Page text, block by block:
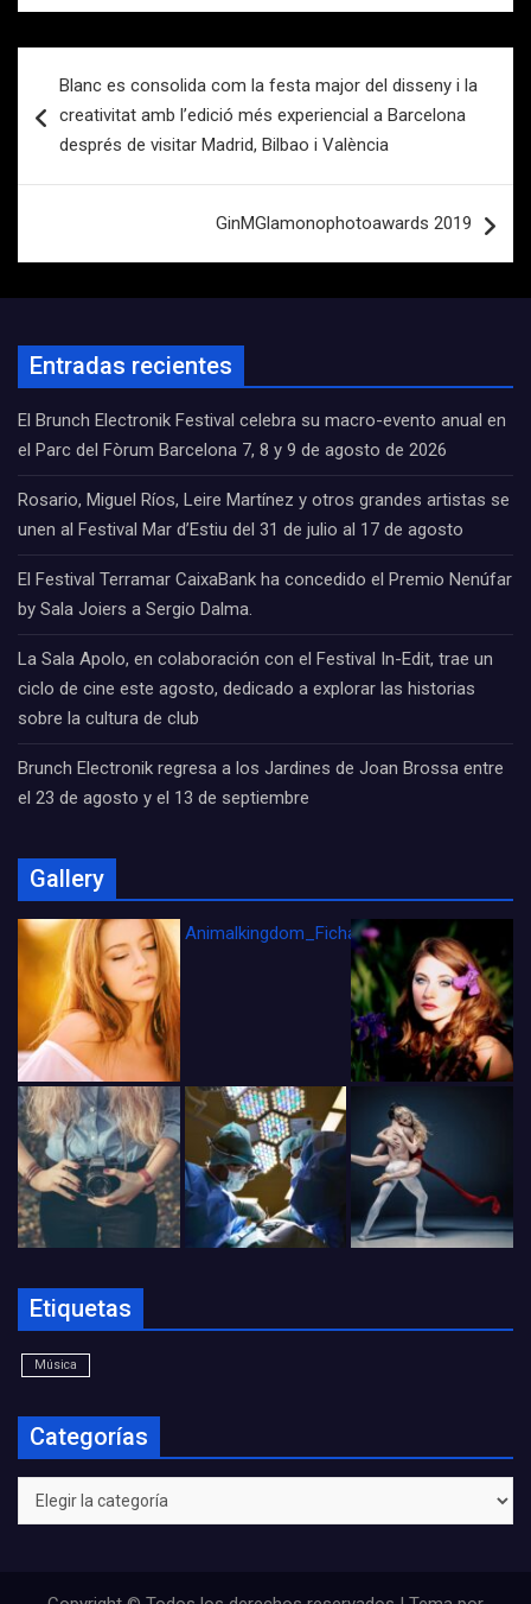
de
entradas
Blanc es consolida com la festa major del disseny i la
creativitat amb l’edició més experiencial a Barcelona
després de visitar Madrid, Bilbao i València
GinMGlamonophotoawards 2019
Entradas recientes
El Brunch Electronik Festival celebra su macro-evento anual en
el Parc del Fòrum Barcelona 7, 8 y 9 de agosto de 2026
Rosario, Miguel Ríos, Leire Martínez y otros grandes artistas se
unen al Festival Mar d’Estiu del 31 de julio al 17 de agosto
El Festival Terramar CaixaBank ha concedido el Premio Nenúfar
by Sala Joiers a Sergio Dalma.
La Sala Apolo, en colaboración con el Festival In-Edit, trae un
ciclo de cine este agosto, dedicado a explorar las historias
sobre la cultura de club
Brunch Electronik regresa a los Jardines de Joan Brossa entre
el 23 de agosto y el 13 de septiembre
Gallery
Animalkingdom_FichaCine
Etiquetas
Música
Categorías
Categorías